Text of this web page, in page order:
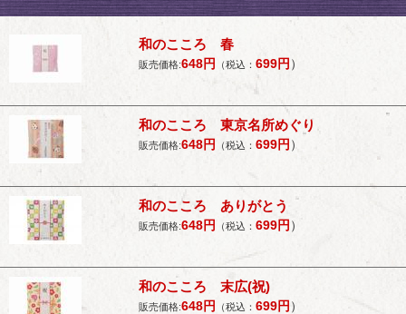
和のこころ 春
販売価格:648円 （税込： 699円）
和のこころ 東京名所めぐり
販売価格:648円 （税込： 699円）
和のこころ ありがとう
販売価格:648円 （税込： 699円）
和のこころ 末広(祝)
販売価格:648円 （税込： 699円）